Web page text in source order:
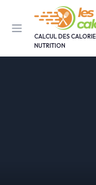
CALCUL DES
NUTRITION
Panneau de gestion des